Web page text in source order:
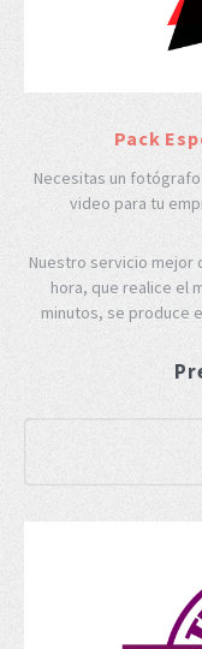
Pack
Necesitas un
video para tu
Nuestro servicio mejor
hora, que realice el
minutos, se produce